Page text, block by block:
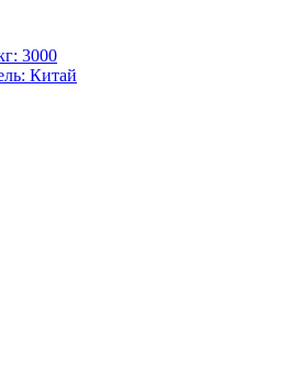
3000
Китай